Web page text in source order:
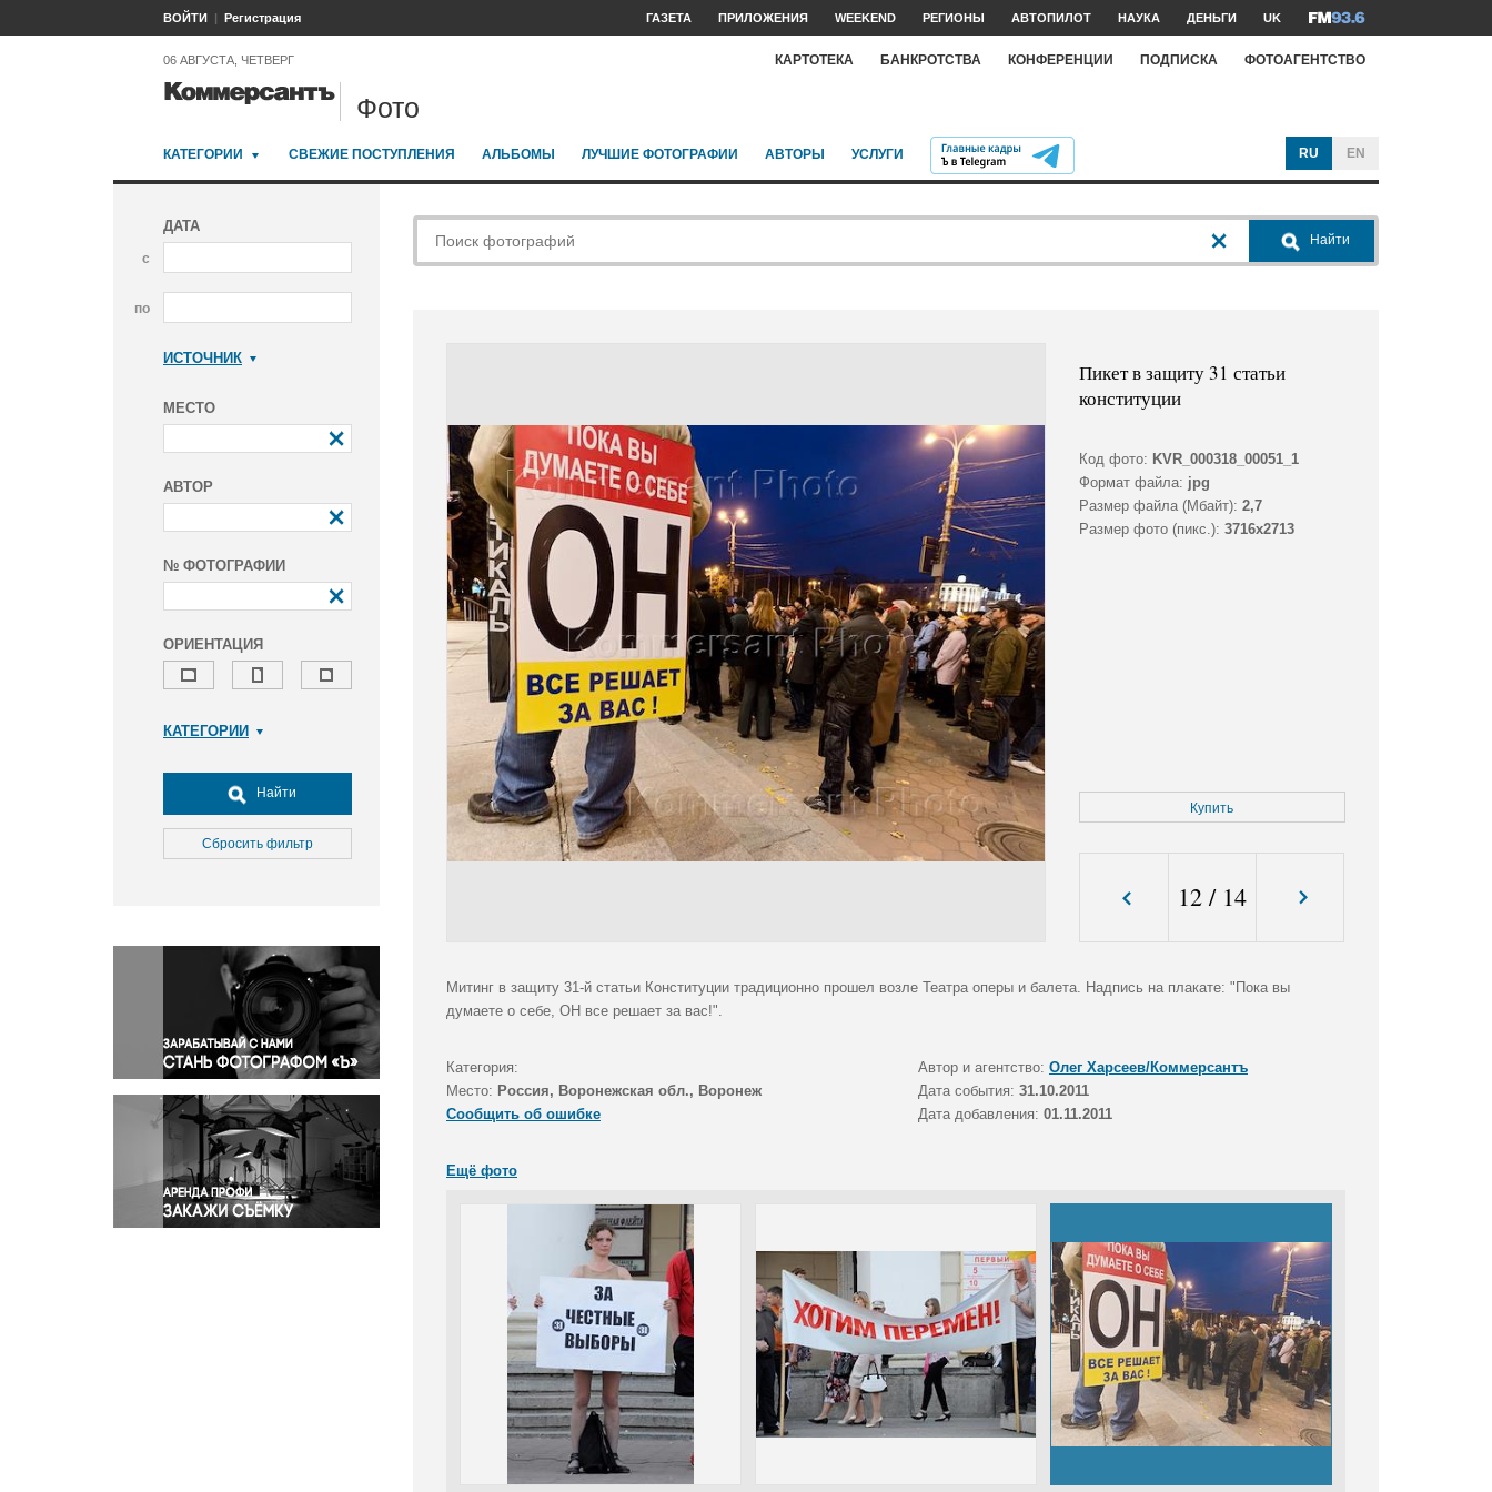
ВОЙТИ Регистрация ГАЗЕТА ПРИЛОЖЕНИЯ WEEKEND РЕГИОНЫ АВТОПИЛОТ НАУКА ДЕНЬГИ UK
06 АВГУСТА, ЧЕТВЕРГ КАРТОТЕКА БАНКРОТСТВА КОНФЕРЕНЦИИ ПОДПИСКА ФОТОАГЕНТСТВО
Фото
КАТЕГОРИИ СВЕЖИЕ ПОСТУПЛЕНИЯ АЛЬБОМЫ ЛУЧШИЕ ФОТОГРАФИИ АВТОРЫ УСЛУГИ RU EN
ДАТА
с
по
ИСТОЧНИК
МЕСТО
АВТОР
№ ФОТОГРАФИИ
ОРИЕНТАЦИЯ
КАТЕГОРИИ
Досуг, туризм и отдых
Культура
Медицина
Окружающая среда
Политика
Правосудие
Происшествия и конфликты
Религия
Светская жизнь
Спорт
Экология
Экономика и бизнес
Найти
Сбросить фильтр
Найти
Пикет в защиту 31 статьи
конституции
Код фото: KVR_000318_00051_1
Формат файла: jpg
Размер файла (Мбайт): 2,7
Размер фото (пикс.): 3716x2713
Купить
12/ 14
Митинг в защиту 31-й статьи Конституции традиционно прошел возле Театра оперы и балета. Надпись на плакате: "Пока вы
думаете о себе, ОН все решает за вас!".
Категория: Автор и агентство: Олег Харсеев/Коммерсантъ
Место: Россия, Воронежская обл., Воронеж Дата события: 31.10.2011
Сообщить об ошибке
Дата добавления: 01.11.2011
Ещё фото